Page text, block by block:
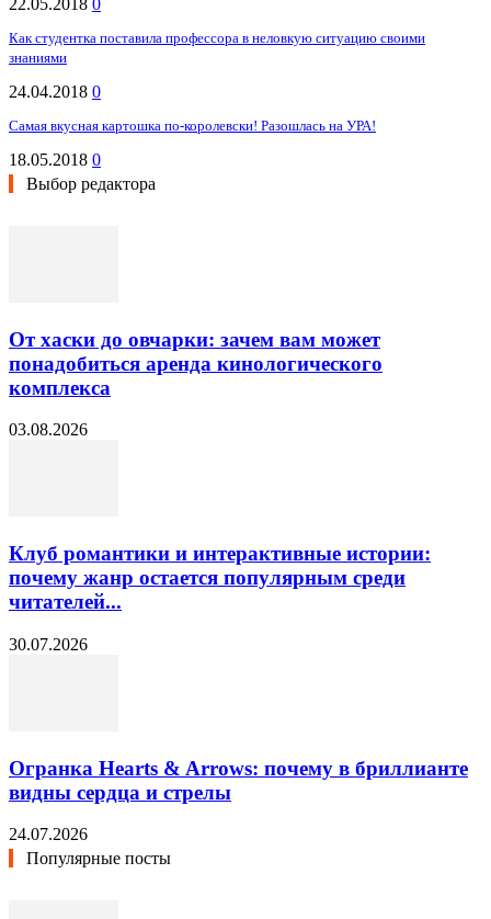
22.05.2018 0
Как студентка поставила профессора в неловкую ситуацию своими
знаниями
24.04.2018 0
Самая вкусная картошка по-королевски! Разошлась на УРА!
18.05.2018 0
Выбор редактора
От хаски до овчарки: зачем вам может
понадобиться аренда кинологического
комплекса
03.08.2026
Клуб романтики и интерактивные истории:
почему жанр остается популярным среди
читателей...
30.07.2026
Огранка Hearts & Arrows: почему в бриллианте
видны сердца и стрелы
24.07.2026
Популярные посты